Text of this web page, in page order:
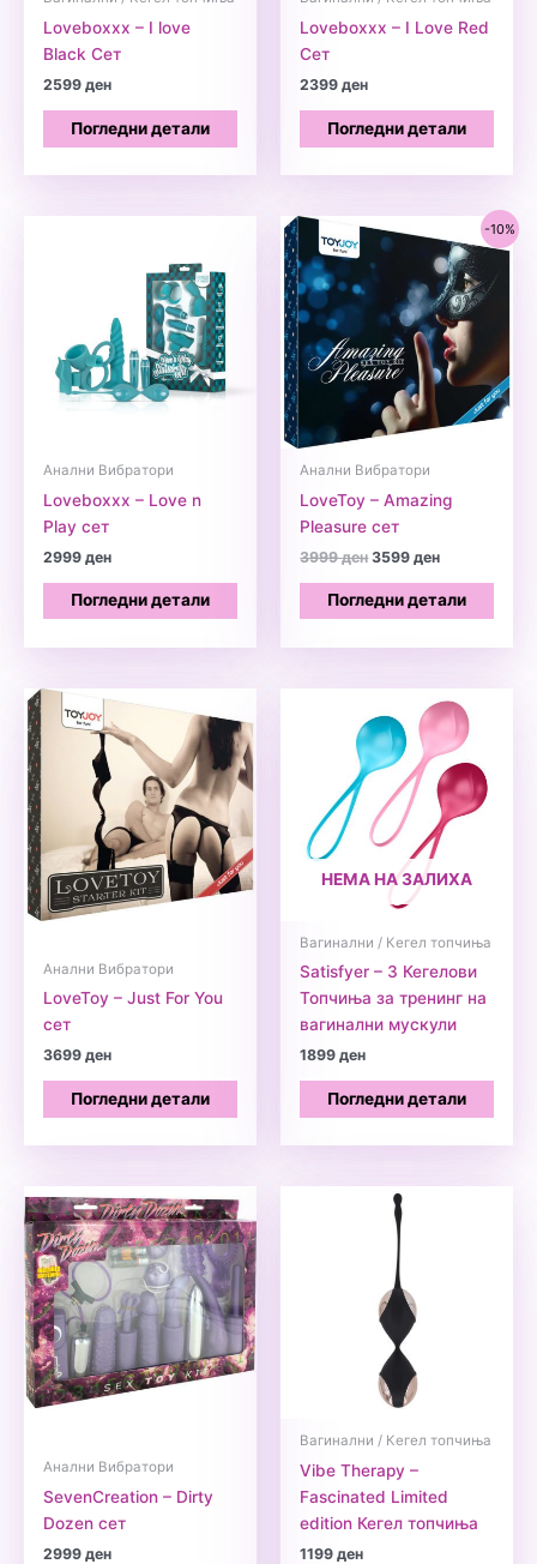
Loveboxxx – I love
Black Сет
2599ден
Погледни детали
Loveboxxx – I Love Red
Сет
2399ден
Погледни детали
Анални Вибратори
Loveboxxx – Love n
Play сет
2999ден
Погледни детали
-10%
Анални Вибратори
LoveToy – Amazing
Pleasure сет
3999денOriginal
was:
3999 ден.
3599денCurrent
is:
Погледни детали
Анални Вибратори
LoveToy – Just For You
сет
3699ден
Погледни детали
НЕМА НА ЗАЛИХА
Вагинални / Кегел топчиња
Satisfyer – 3 Кегелови
Топчиња за тренинг на
вагинални мускули
1899ден
Погледни детали
Анални Вибратори
SevenCreation – Dirty
Dozen сет
2999ден
Вагинални / Кегел топчиња
Vibe Therapy –
Fascinated Limited
edition Кегел топчиња
1199ден